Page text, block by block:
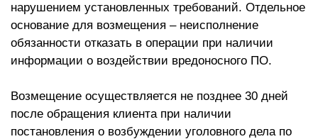
нарушением установленных требований. Отдельное
основание для возмещения – неисполнение
обязанности отказать в операции при наличии
информации о воздействии вредоносного ПО.
Возмещение осуществляется не позднее 30 дней
после обращения клиента при наличии
постановления о возбуждении уголовного дела по